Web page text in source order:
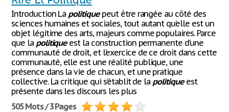
Introduction La politiquepeut être rangée au côté des
sciences humaines et sociales, tout autant qu’elle est un
objet légitime des arts, majeurs comme populaires. Parce
que la politiqueest la construction permanente d’une
communauté de droit, et l’exercice de ce droit dans cette
communauté, elle est une réalité publique, une
présence dans la vie de chacun, et une pratique
collective. La critique qui s’établit de la politiqueest
présente dans les discours les plus
505 Mots / 3 Pages